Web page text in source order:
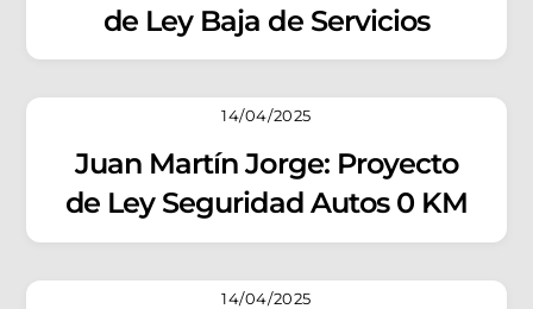
de Ley Baja de Servicios
14/04/2025
Juan Martín Jorge: Proyecto
de Ley Seguridad Autos 0 KM
14/04/2025